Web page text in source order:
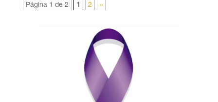
Página 1 de 2
1 2 »